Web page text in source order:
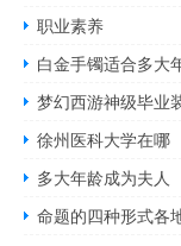
职业素养
白金手镯适合多大
梦幻西游神级毕业
徐州医科大学在哪
多大年龄成为夫人
命题的四种形式各